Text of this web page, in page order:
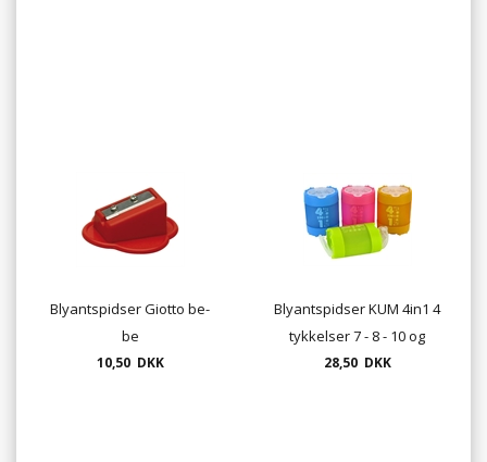
Blyantspidser Giotto be-
be
10,50 DKK
Blyantspidser KUM 4in1 4
tykkelser 7 - 8 - 10 og
11mm
28,50 DKK